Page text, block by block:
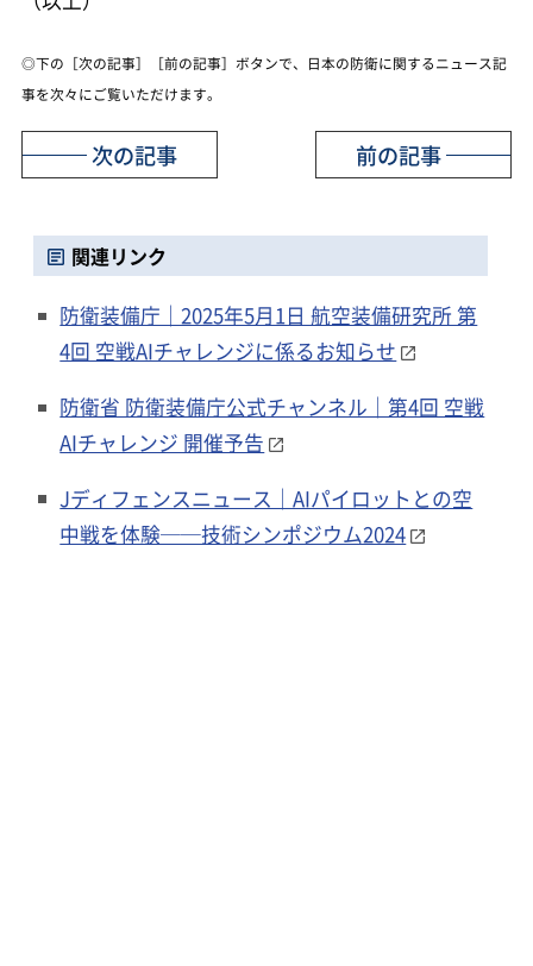
◎下の［次の記事］［前の記事］ボタンで、日本の防衛に関するニュース記
事を次々にご覧いただけます。
前の記事
次の記事
関連リンク
防衛装備庁｜2025年5月1日 航空装備研究所 第
4回 空戦AIチャレンジに係るお知らせ
防衛省 防衛装備庁公式チャンネル｜第4回 空戦
AIチャレンジ 開催予告
Jディフェンスニュース｜AIパイロットとの空
中戦を体験──技術シンポジウム2024